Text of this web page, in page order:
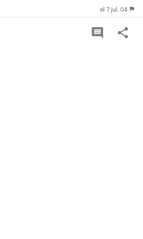
el 7 jul. 04